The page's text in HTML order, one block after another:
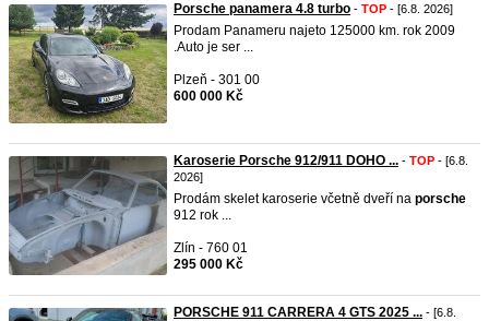
Porsche panamera 4.8 turbo - TOP - [6.8. 2026]
Prodam Panameru najeto 125000 km. rok 2009
.Auto je ser ...
Plzeň - 301 00
600 000 Kč
Karoserie Porsche 912/911 DOHO ... - TOP - [6.8.
2026]
Prodám skelet karoserie včetně dveří na porsche
912 rok ...
Zlín - 760 01
295 000 Kč
PORSCHE 911 CARRERA 4 GTS 2025 ... - [6.8.